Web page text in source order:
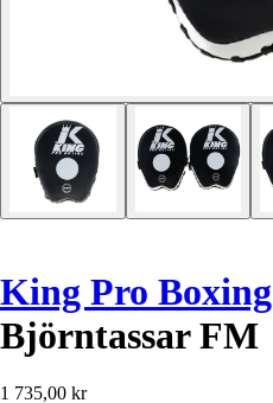
King Pro Boxing
Björntassar FM
1 735,00 kr